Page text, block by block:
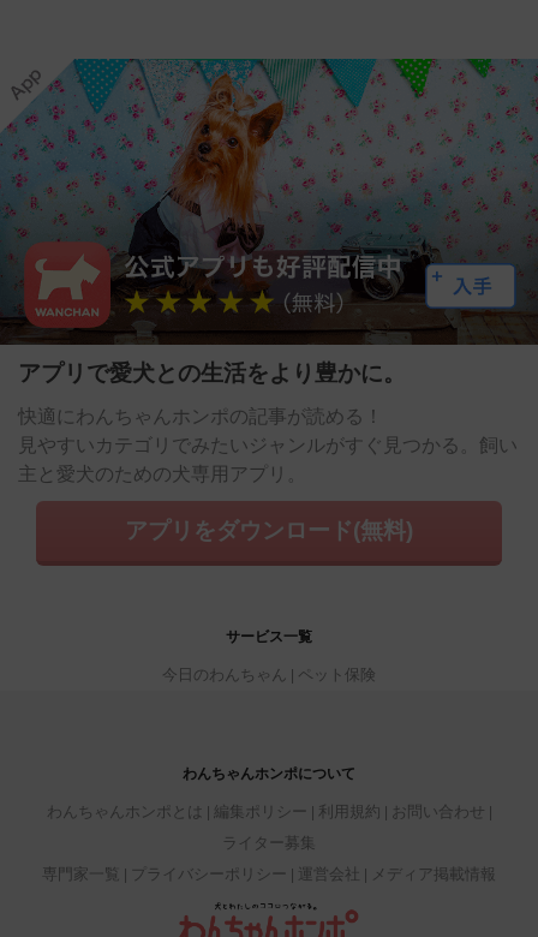
アプリで愛犬との生活をより豊かに。
快適にわんちゃんホンポの記事が読める！
見やすいカテゴリでみたいジャンルがすぐ見つかる。飼い
主と愛犬のための犬専用アプリ。
アプリをダウンロード(無料)
サービス一覧
今日のわんちゃん ペット保険
わんちゃんホンポについて
わんちゃんホンポとは 編集ポリシー 利用規約
お問い合わせ
ライター募集
専門家一覧
プライバシーポリシー 運営会社 メディア掲載情報